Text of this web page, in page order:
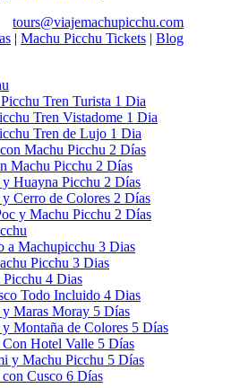
tours@viajemachupicchu.com
| Machu Picchu Tickets | Blog
Tren Turista 1 Dia
Tren Vistadome 1 Dia
Tren de Lujo 1 Dia
Machu Picchu 2 Días
Machu Picchu 2 Días
Huayna Picchu 2 Días
Cerro de Colores 2 Días
y Machu Picchu 2 Días
a Machupicchu 3 Dias
Picchu 3 Dias
4 Dias
Todo Incluido 4 Dias
Maras Moray 5 Días
Montaña de Colores 5 Días
Hotel Valle 5 Días
y Machu Picchu 5 Días
Cusco 6 Días